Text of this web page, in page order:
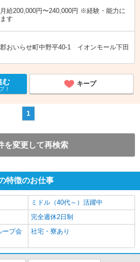
月給200,000円〜240,000円 ※経験・能力に
す
おいらせ町中野平40-1 イオンモール下田
む
！
キープ
1
を変更して再検索
特徴のお仕事
ミドル（40代～）活躍中
完全週休2日制
ープ会
社宅・寮あり